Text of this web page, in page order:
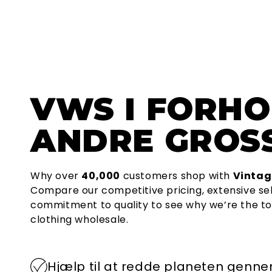
VWS I
ANDRE
Why over 40,000 customers shop with
Compare our competitive pricing, extensive
commitment to quality to see why we’re the
clothing wholesale.
Hjælp til at redde planeten